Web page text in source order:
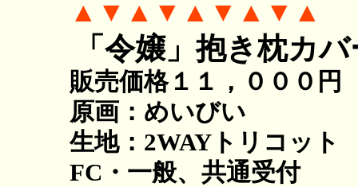
▲▼▲▼▲▼▲▼▲
「令嬢」抱き枕カ
販売価格１１，０００円
原画：めいびい
生地：2WAYトリコット
FC・一般、共通受付